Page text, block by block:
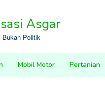
Asgar
Bukan Politik
Mobil Motor Pertanian